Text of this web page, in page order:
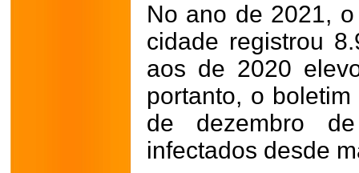
No ano de 2021,
cidade registrou
aos de 2020
portanto, o
de dezembro
infectados desde